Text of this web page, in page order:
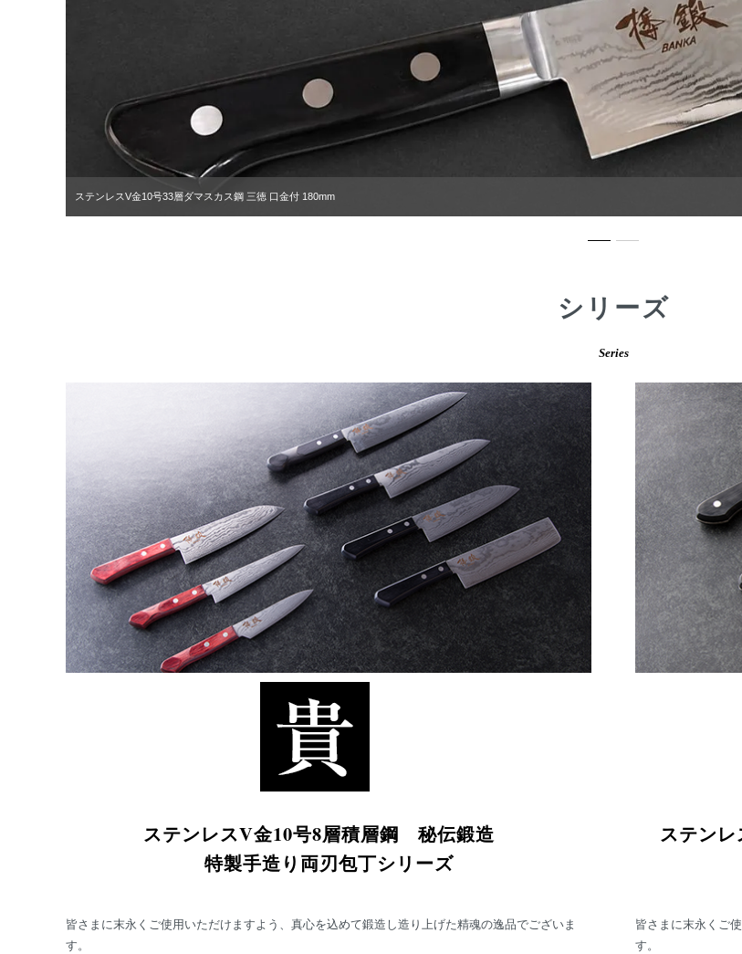
ステンレスV金10号33層ダマスカス鋼 三徳 口金付 180mm
シリーズ
Series
ステンレスV金10号8層積層鋼 秘伝鍛造
特製手造り両刃包丁シリーズ
皆さまに末永くご使用いただけますよう、真心を込めて鍛造し造り上げた精魂の逸品でございま
す。
ステン
皆さまに末永くご
す。